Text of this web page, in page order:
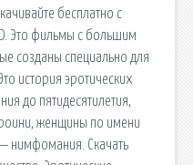
бесплатно с
Это фильмы с большим
созданы специально для
история эротических
до пятидесятилетия,
женщины по имени
нимфомания. Скачать